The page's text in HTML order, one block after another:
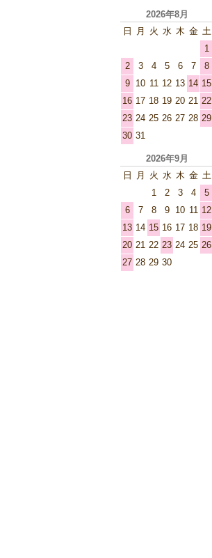
2026年8月
日
月 火 水 木 金 土
1
2
3 4 5 6 7
8
9
10 11 12 13 14 15
16 17 18 19 20 21 22
23 24 25 26 27 28 29
30 31
2026年9月
日
月 火 水 木 金 土
1
2 3 4
5
6
7 8 9 10 11 12
13 14 15 16 17 18 19
20 21 22 23 24 25 26
27 28 29 30